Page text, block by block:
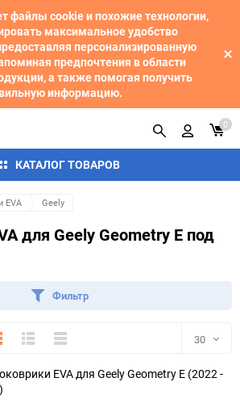
файлы cookie и похожие технологии,
максимальное удобство
персонализированную
предпочтения в области
а также помогая получить
информацию.
КАТАЛОГ ТОВАРОВ
0
EVA Geely
для Geely Geometry E под
Фильтр
ПодробноКомпактно 30
30
EVA для Geely Geometry E (2022 -